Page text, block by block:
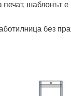
шаблонът
без